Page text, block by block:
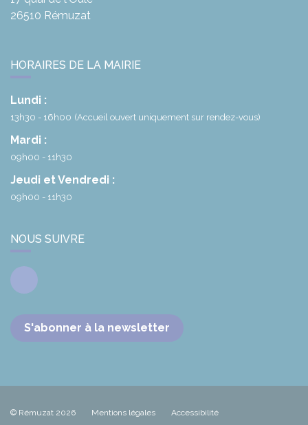
26510 Rémuzat
HORAIRES DE LA MAIRIE
Lundi :
13h30 - 16h00 (Accueil ouvert uniquement sur rendez-vous)
Mardi :
09h00 - 11h30
Jeudi et Vendredi :
09h00 - 11h30
NOUS SUIVRE
Facebook
S'abonner à la newsletter
© Rémuzat 2026 Mentions légales
Accessibilité